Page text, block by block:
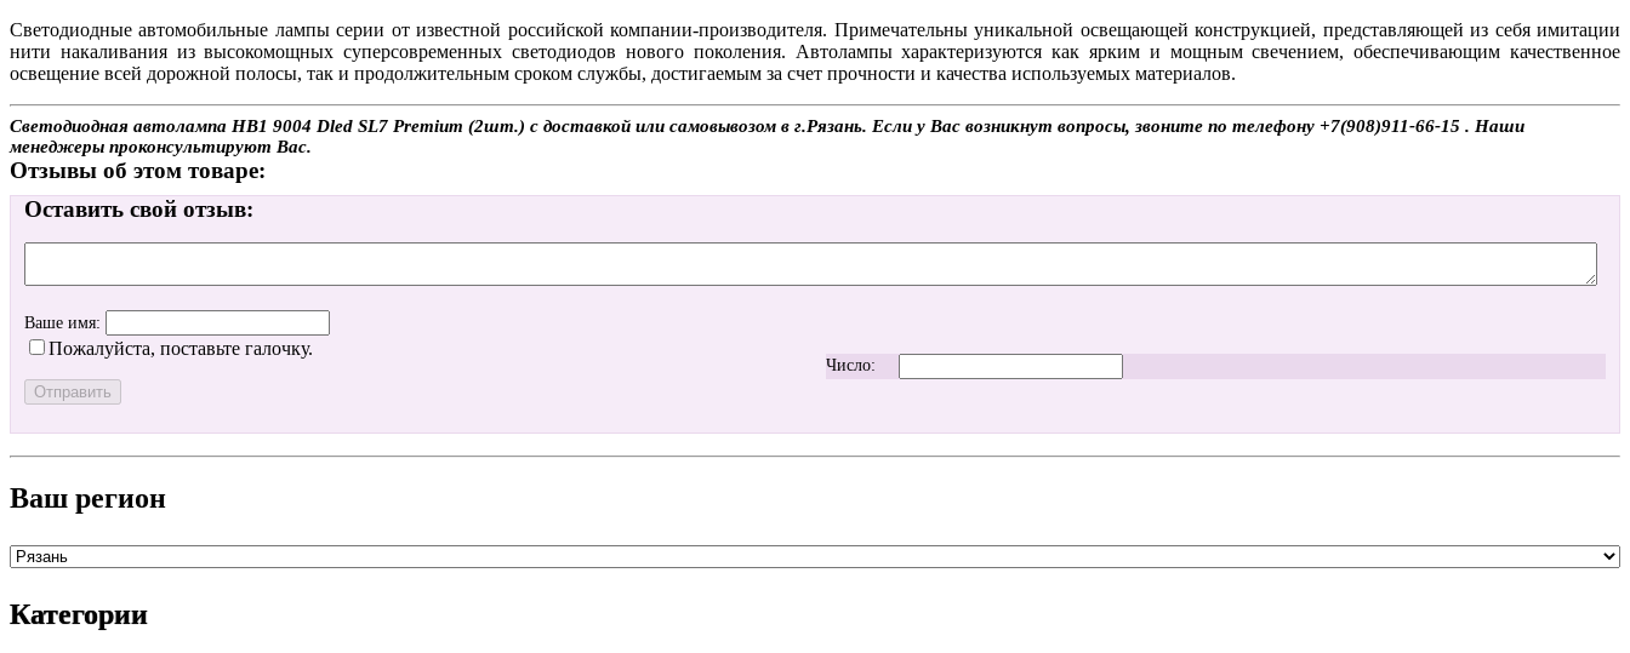
Светодиодные автомобильные лампы серии от известной российской компании-производителя. Примечательны уникальной освещающей конструкцией, представляющей из себя имитации
нити накаливания из высокомощных суперсовременных светодиодов нового поколения. Автолампы характеризуются как ярким и мощным свечением, обеспечивающим качественное
освещение всей дорожной полосы, так и продолжительным сроком службы, достигаемым за счет прочности и качества используемых материалов.
Светодиодная автолампа HB1 9004 Dled SL7 Premium (2шт.) с доставкой или самовывозом в г.Рязань. Если у Вас возникнут вопросы, звоните по телефону +7(908)911-66-15 . Наши
менеджеры проконсультируют Вас.
Отзывы об этом товаре:
Оставить свой отзыв:
Ваше имя:
Пожалуйста, поставьте галочку.
Число:
Ваш регион
Категории